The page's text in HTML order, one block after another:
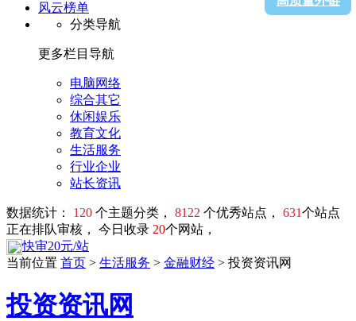
风云榜单
分类导航
更多栏目导航
电脑网络
综合其它
休闲娱乐
教育文化
生活服务
行业企业
站长资讯
数据统计： 120 个主题分类， 8122 个优秀站点， 631个站点
正在排队审核， 今日收录 20个网站，
快审20元/站
当前位置 首页 > 生活服务 > 金融财经 > 投资资讯网
投资资讯网